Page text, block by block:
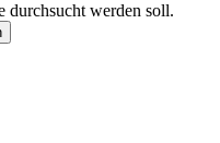
durchsucht werden soll.